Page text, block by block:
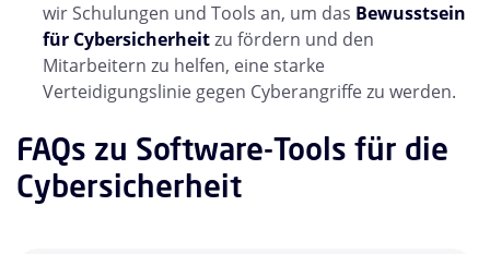
wir Schulungen und Tools an, um das Bewusstsein
für Cybersicherheitzu fördern und den
Mitarbeitern zu helfen, eine starke
Verteidigungslinie gegen Cyberangriffe zu werden.
FAQs zu Software-Tools für die
Cybersicherheit